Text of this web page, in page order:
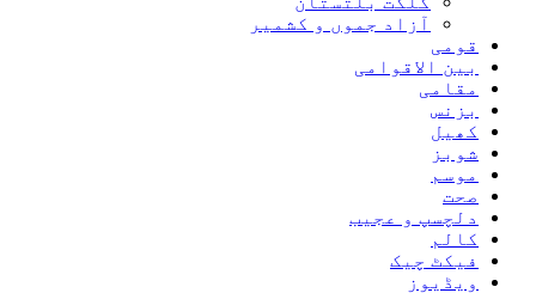
آزاد جموں و کشمیر
قومی
بین الاقوامی
مقامی
بزنس
کھیل
شوبز
موسم
صحت
دلچسپ و عجیب
کالم
فیکٹ چیک
ویڈیوز